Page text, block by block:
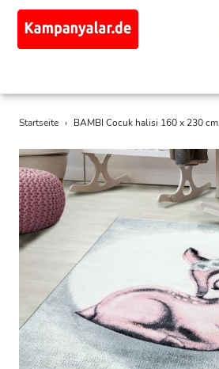
Direkt
Inhalt
Startseite › BAMBI Cocuk halisi 160 x 230 cm